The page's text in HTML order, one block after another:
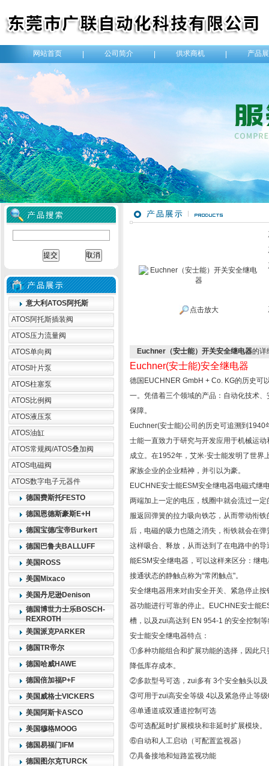
网站首页 公司简介 供求商机 产品
意大利ATOS阿托斯
ATOS阿托斯插装阀
ATOS压力流量阀
ATOS单向阀
ATOS叶片泵
ATOS柱塞泵
ATOS比例阀
ATOS液压泵
ATOS油缸
ATOS常规阀/ATOS叠加阀
ATOS电磁阀
ATOS数字电子元器件
德国费斯托FESTO
德国恩德斯豪斯E+H
德国宝德/宝帝Burkert
德国巴鲁夫BALLUFF
美国ROSS
美国Mixaco
美国丹尼逊Denison
德国博世力士乐BOSCH-
REXROTH
美国派克PARKER
德国TR帝尔
德国哈威HAWE
德国倍加福P+F
美国威格士VICKERS
美国阿斯卡ASCO
美国穆格MOOG
德国易福门IFM
德国图尔克TURCK
点击放大
Euchner（安士能）开关安全继电器的详
Euchner(安士能)安全继电器
德国EUCHNER GmbH + Co. KG的历史可
一。凭借着三个领域的产品：自动化技术
保障。
Euchner(安士能)公司的历史可追溯到1940
士能一直致力于研究与开发应用于机械运
成立。在1952年，艾米·安士能发明了世
家族企业的企业精神，并引以为豪。
EUCHNE安士能ESM安全继电器电磁式继
两端加上一定的电压，线圈中就会流过一
服返回弹簧的拉力吸向铁芯，从而带动衔
后，电磁的吸力也随之消失，衔铁就会在
这样吸合、释放，从而达到了在电路中的
能ESM安全继电器，可以这样来区分：继
接通状态的静触点称为“常闭触点"。
安全继电器用来对由安全开关、紧急停止
器功能进行可靠的停止。EUCHNE安士能
槽，以及zui高达到 EN 954-1 的安全控制
安士能安全继电器特点：
①多种功能组合和扩展功能的选择，因此
降低库存成本。
②多款型号可选，zui多有 3个安全触头以
③可用于zui高安全等级 4以及紧急停止等
④单通道或双通道控制可选
⑤可选配延时扩展模块和非延时扩展模块。
⑥自动和人工启动（可配置监视器）
⑦具备接地和短路监视功能